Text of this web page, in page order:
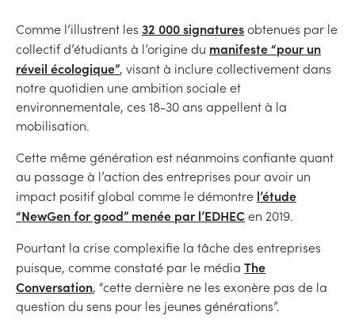
Comme l’illustrent les 32 000 signaturesobtenues par le
collectif d’étudiants à l’origine du manifeste “pour un
réveil écologique”, visant à inclure collectivement dans
notre quotidien une ambition sociale et
environnementale, ces 18-30 ans appellent à la
mobilisation.
Cette même génération est néanmoins confiante quant
au passage à l’action des entreprises pour avoir un
impact positif global comme le démontre l’étude
“NewGen for good” menée par l’EDHECen 2019.
Pourtant la crise complexifie la tâche des entreprises
puisque, comme constaté par le média The
Conversation, “cette dernière ne les exonère pas de la
question du sens pour les jeunes générations”.